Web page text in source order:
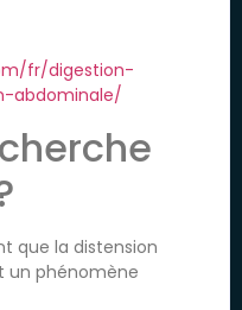
fr/digestion-
abdominale/
que la distension
un phénomène